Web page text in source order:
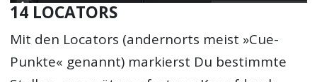
14 LOCATORS
Mit den Locators (andernorts meist »Cue-
Punkte« genannt) markierst Du bestimmte